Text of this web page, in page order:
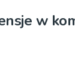
w